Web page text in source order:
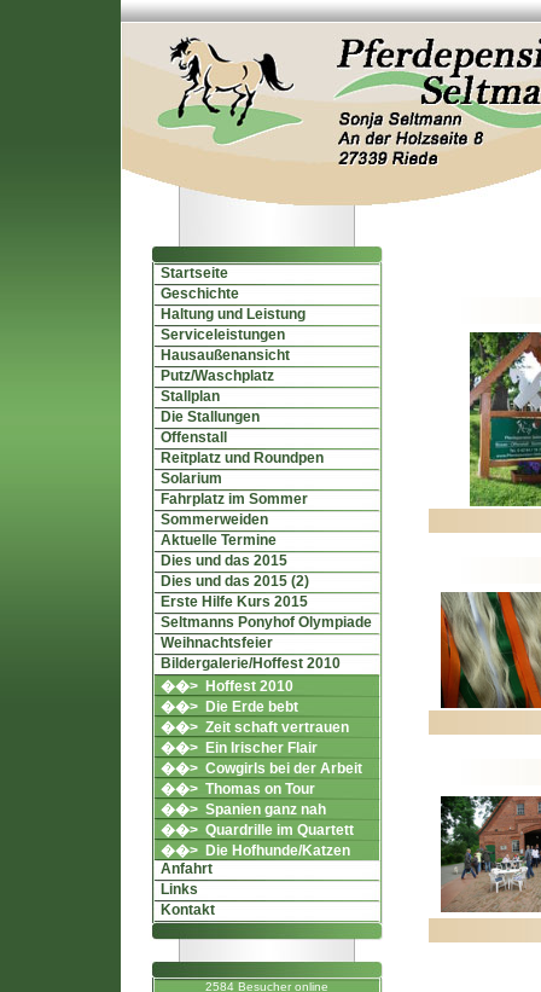
Startseite
Geschichte
Haltung und Leistung
Serviceleistungen
Hausaußenansicht
Putz/Waschplatz
Stallplan
Die Stallungen
Offenstall
Reitplatz und Roundpen
Solarium
Fahrplatz im Sommer
Sommerweiden
Aktuelle Termine
Dies und das 2015
Dies und das 2015 (2)
Erste Hilfe Kurs 2015
Seltmanns Ponyhof Olympiade
Weihnachtsfeier
Bildergalerie/Hoffest 2010
��> Hoffest 2010
��> Die Erde bebt
��> Zeit schaft vertrauen
��> Ein Irischer Flair
��> Cowgirls bei der Arbeit
��> Thomas on Tour
��> Spanien ganz nah
��> Quardrille im Quartett
��> Die Hofhunde/Katzen
Anfahrt
Links
Kontakt
2584 Besucher online